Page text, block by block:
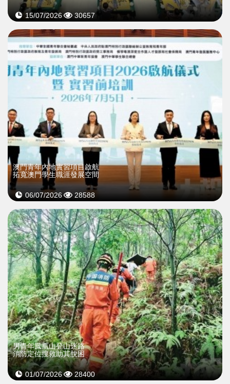
15/07/2026 30657
澳門青年內地實習項目啟航
拓寬澳門學生職涯發展空間
06/07/2026 28588
男青年鳳凰山登山迷路
消防定位搜救助其脫困
01/07/2026 28400